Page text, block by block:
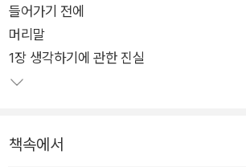
리의 개념은 역사와 문화의 영향을 받아 형성
생각은 기술로 대체될 수 없다.
가브리엘은 〈인간은 동물이 아니기를 의지(
워 준다.
들어가기 전에
머리말
1장 생각하기에 관한 진실
책속에서